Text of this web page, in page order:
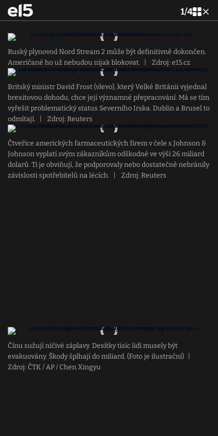
1/4
Ruský plynovod Nord Stream 2 může být definitivně dokončen.
Američané ho už nebudou nijak blokovat.
Zdroj: e15.cz
Britský ministr David Frost (vlevo), který Velké Británii vyjednal
brexitovou dohodu, chce její významné přepracování. Má se tím
vyřešit problematický status Severního Irska. Dublin a Brusel to
odmítají.
Zdroj: Reuters
Čtveřice amerických farmaceutických firem v čele s Johnson &
Johnson vyplatí svým zákazníkům odškodné ve výši 26 miliard
dolarů. Ti je obviňují, že podporovaly nebo dostatečně nebránily
závislosti spotřebitelů na lécích.
Zdroj: Reuters
Čínu sužují ničivé záplavy. Desítky tisíc lidí musely být
evakuovány. Škody šplhají do miliard. (Foto je ilustrační)
Zdroj: ČTK / AP / Chen Xingyu